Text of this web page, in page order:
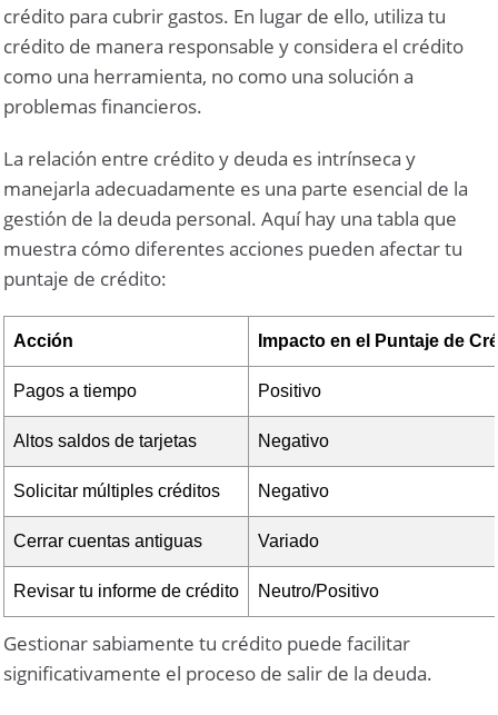
crédito para cubrir gastos. En lugar de ello, utiliza tu
crédito de manera responsable y considera el crédito
como una herramienta, no como una solución a
problemas financieros.
La relación entre crédito y deuda es intrínseca y
manejarla adecuadamente es una parte esencial de la
gestión de la deuda personal. Aquí hay una tabla que
muestra cómo diferentes acciones pueden afectar tu
puntaje de crédito:
Acción Impacto en el Puntaje de
Pagos a tiempo Positivo
Altos saldos de tarjetas Negativo
Solicitar múltiples créditos Negativo
Cerrar cuentas antiguas Variado
Revisar tu informe de crédito Neutro/Positivo
Gestionar sabiamente tu crédito puede facilitar
significativamente el proceso de salir de la deuda.